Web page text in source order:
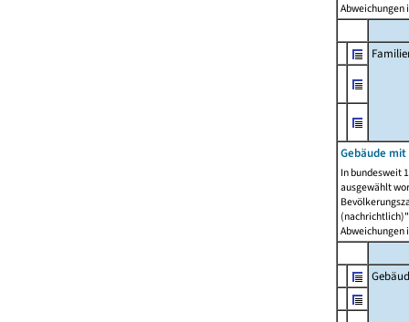
Abweichungen
Gebäude
In bundesweit
ausgewählt
Abweichungen